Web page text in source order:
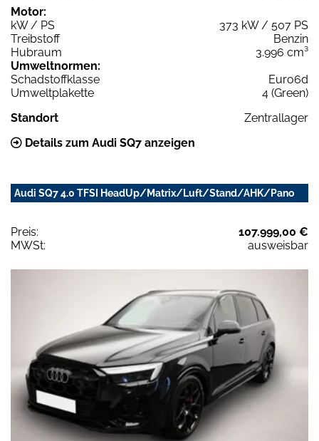
Motor:
kW / PS
373 kW / 507 PS
Treibstoff
Benzin
Hubraum
3.996 cm³
Umweltnormen:
Schadstoffklasse
Euro6d
Umweltplakette
4 (Green)
Standort
Zentrallager
Details zum Audi SQ7 anzeigen
Audi SQ7 4.0 TFSI HeadUp/Matrix/Luft/Stand/AHK/Pano
Preis:
107.999,00 €
MWSt:
ausweisbar